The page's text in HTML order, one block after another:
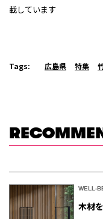
載しています
Tags: 広島県 特集
WELL-
木材